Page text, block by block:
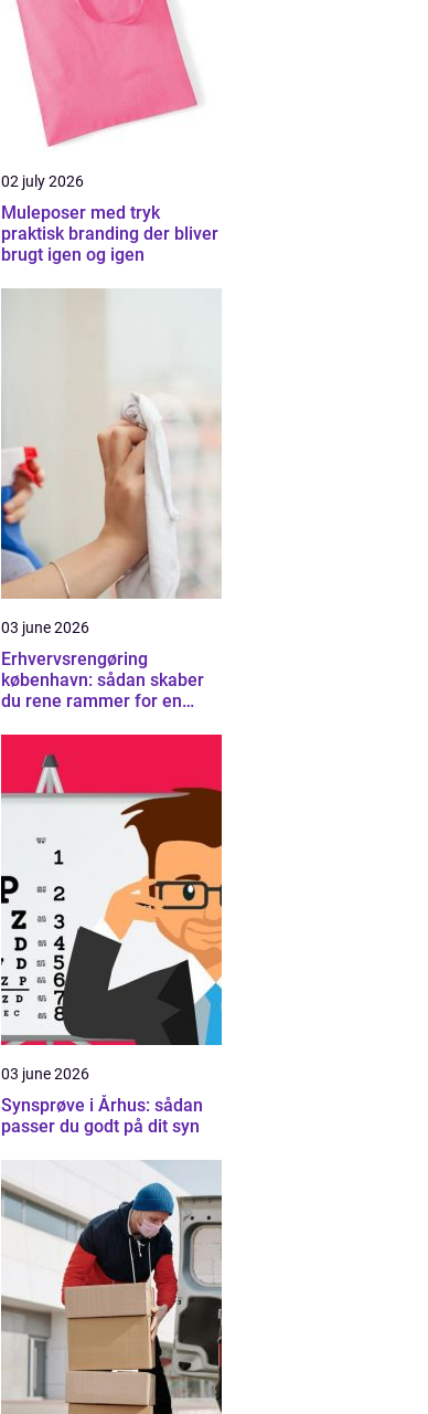
02 july 2026
Muleposer med tryk
praktisk branding der bliver
brugt igen og igen
03 june 2026
Erhvervsrengøring
københavn: sådan skaber
du rene rammer for en
03 june 2026
Synsprøve i Århus: sådan
passer du godt på dit syn